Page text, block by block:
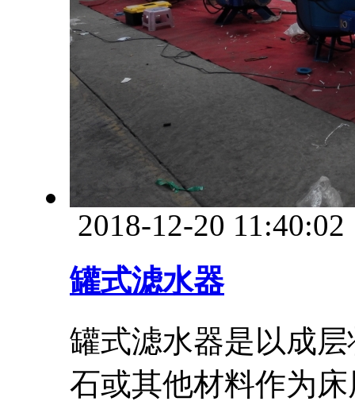
2018-12-20 11:40:02
罐式滤水器
罐式滤水器是以成
石或其他材料作为